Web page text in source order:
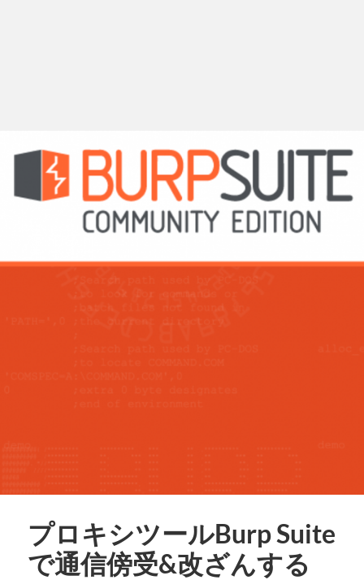
プロキシツールBurp Suite
で通信傍受&改ざんする